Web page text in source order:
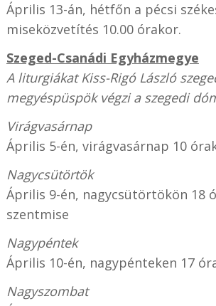
Április 13-án, hétfőn a pécsi
miseközvetítés 10.00 órakor.
Szeged-Csanádi Egyházmegye
A liturgiákat Kiss-Rigó László
megyéspüspök végzi a szegedi
Virágvasárnap
Április 5-én, virágvasárnap 10
Nagycsütörtök
Április 9-én, nagycsütörtökön 18
szentmise
Nagypéntek
Április 10-én, nagypénteken 17
Nagyszombat